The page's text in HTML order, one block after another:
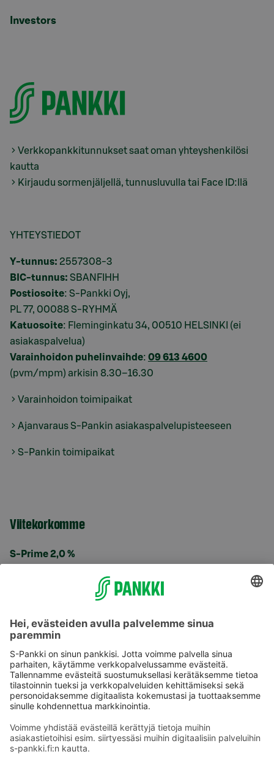
Investors
Verkkopankkitunnukset saat oman yhteyshenkilösi
kautta
Kirjaudu sormenjäljellä, tunnusluvulla tai Face ID:llä
YHTEYSTIEDOT
Y-tunnus: 2557308-3
BIC-tunnus: SBANFIHH
Postiosoite: S-Pankki Oyj,
PL 77, 00088 S-RYHMÄ
Katuosoite: Fleminginkatu 34, 00510 HELSINKI (ei
asiakaspalvelua)
Varainhoidon puhelinvaihde: 09 613 4600
(pvm/mpm) arkisin 8.30–16.30
Varainhoidon toimipaikat
Ajanvaraus S-Pankin asiakaspalvelupisteeseen
S-Pankin toimipaikat
Viitekorkomme
S-Prime 2,0 %
Käyttöehdot
Saavutettavuusseloste